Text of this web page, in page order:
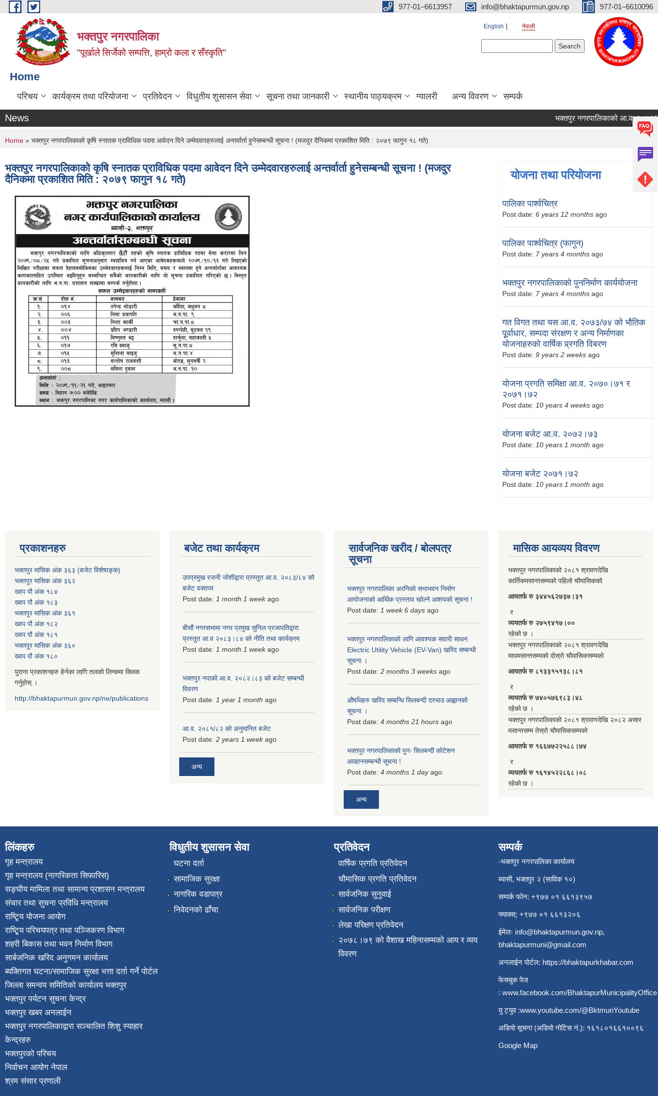
Skip to main content 977-01–6613957 info@bhaktapurmun.gov.np 977-01–6610096
भक्तपुर नगरपालिका
"पूर्खाले सिर्जेको सम्पत्ति, हाम्रो कला र सँस्कृति"
English नेपाली
Home
परिचय कार्यक्रम तथा परियोजना प्रतिवेदन विधुतीय शुसासन सेवा सूचना तथा जानकारी स्थानीय पाठ्यक्रम ग्यालरी अन्य विवरण सम्पर्क
News भक्तपुर नगरपालिकाको आ.व. २०८३/८४
You are here
Home » भक्तपुर नगरपालिकाको कृषि स्नातक प्राविधिक पदमा आवेदन दिने उम्मेदवारहरुलाई अन्तर्वार्ता हुनेसम्बन्धी सूचना ! (मजदुर दैनिकमा प्रकाशित मिति : २०७९ फागुन १८ गते)
भक्तपुर नगरपालिकाको कृषि स्नातक प्राविधिक पदमा आवेदन दिने उम्मेदवारहरुलाई अन्तर्वार्ता हुनेसम्बन्धी सूचना ! (मजदुर
दैनिकमा प्रकाशित मिति : २०७९ फागुन १८ गते)
योजना तथा परियोजना
पालिका पार्श्वचित्र
Post date: 6 years 12 months ago
पालिका पार्श्वचित्र (फागुन)
Post date: 7 years 4 months ago
भक्तपुर नगरपालिकाको पुननिर्माण कार्ययोजना
Post date: 7 years 4 months ago
गत विगत तथा यस आ.व. २०७३/७४ को भौतिक
पूूर्वाधार, सम्पदा संरक्षण र अन्य निर्माणका
योजनाहरुको वार्षिक प्र्रगति विबरण
Post date: 9 years 2 weeks ago
योजना प्रगति समिक्षा आ.व. २०७०।७१ र
२०७१।७२
Post date: 10 years 4 weeks ago
योजना बजेट आ.व. २०७२।७३
Post date: 10 years 1 month ago
योजना बजेट २०७१।७२
Post date: 10 years 1 month ago
प्रकाशनहरु
भक्तपुर मासिक अंक ३६३ (बजेट विशेषाङ्क)
भक्तपुर मासिक अंक ३६२
ख्वप पौ अंक १८४
ख्वप पौ अंक १८३
भक्तपुर मासिक अंक ३६१
ख्वप पौ अंक १८२
ख्वप पौ अंक १८१
भक्तपुर मासिक अंक ३६०
ख्वप पौ अंक १८०
पुराना प्रकाशनहरु हेर्नका लागि तलको लिन्कमा क्लिक
गर्नुहोस् ।
http://bhaktapurmun.gov.np/ne/publications
बजेट तथा कार्यक्रम
उपप्रमुख रजनी जोशीद्वारा प्रस्तुत आ.व. २०८३/८४ को
बजेट वक्तव्य
Post date: 1 month 1 weekago
बीसौं नगरसभामा नगर प्रमुख सुनिल प्रजापतिद्वारा
प्रस्तुत आ.व‍ २०८३।८४ को नीति तथा कार्यक्रम
Post date: 1 month 1 weekago
भक्तपुर नपाको आ.व. २०८२।८३ को बजेट सम्बन्धी
विवरण
Post date: 1 year 1 month ago
आ.व. २०८१/८२ को अनुमानित बजेट
Post date: 2 years 1 weekago
अन्य
सार्वजनिक खरीद / बोलपत्र
सूचना
भक्तपुर नगरपालिका अरनिको सभाभवन निर्माण
आयोजनाको आर्थिक प्रस्ताव खोल्ने आशयको सूचना !
Post date: 1 week 6 days ago
भक्तपुर नगरपालिकाकाे लागि आवश्यक सवारी साधन
Electric Utility Vehicle (EV-Van) खरिद सम्बन्धी
सूचना ।
Post date: 2 months 3 weeks ago
औषधिहरु खरिद सम्बन्धि सिलबन्दी दरभाउ आह्वानको
सूचना ।
Post date: 4 months 21 hours ago
भक्तपुर नगरपालिकाको पुनः सिलबन्दी कोटेशन
आव्हानसम्बन्धी सूचना !
Post date: 4 months 1 dayago
अन्य
मासिक आयव्यय विवरण
भक्तपुर नगरपालिकाको २०८१ श्रावणदेखि
कार्तिकमसान्तसम्मको पहिलो चौमासिकको
आयतर्फ रु‌ ३४४५६२७३७।३१
र
व्ययतर्फ रु २७५९४१७।००
रहेको छ ।
भक्तपुर नगरपालिकाको २०८१ श्रावणदेखि
माघमसान्तसम्मको दोस्रो चौमासिकसम्मको
आयतर्फ रु‌ ८१३३१५१३८।८१
र
व्ययतर्फ रु ७४०५७६९८३।४८
रहेको छ ।
भक्तपुर नगरपालिकाको २०८१ श्रावणदेखि २०८२ असार
मसान्तसम्म तेस्रो चौमासिकसम्मको
आयतर्फ रु‌ १६६७७२२५८८।७४
र
व्ययतर्फ रु १६१४५२२८६८।०८
रहेको छ ।
लिंकहरु
गृह मन्त्रालय
गृह मन्त्रालय (नागरिकता सिफारिस)
सङ्घीय मामिला तथा सामान्य प्रशासन मन्त्रालय
संचार तथा सुचना प्रविधि मन्त्रालय
राष्टि्ृय योजना आयोग
राष्टि्ृय परिचयपत्र तथा पञ्जिकरण विभाग
शहरी बिकास तथा भवन निर्माण विभाग
सार्बजनिक खरिद अनुगमन कार्यालय
ब्यक्तिगत घटना/सामाजिक सुरक्षा भत्ता दर्ता गर्ने पोर्टल
जिल्ला समन्वय समितिको कार्यालय भक्तपुर
भक्तपुर पर्यटन सुचना केन्द्र
भक्तपुर खबर अनलाईन
भक्तपुर नगरपालिकाद्वारा सञ्चालित शिशु स्याहार
केन्द्रहरु
भक्तपुरकाे परिचय
निर्वाचन आयोग नेपाल
श्रम संसार प्रणाली
विधुतीय शुसासन सेवा
घटना दर्ता
सामाजिक सुरक्षा
नागरिक वडापत्र
निवेदनको ढाँचा
प्रतिवेदन
वार्षिक प्रगति प्रतिवेदन
चौमासिक प्रगति प्रतिवेदन
सार्वजनिक सुनुवाई
सार्वजनिक परीक्षण
लेखा परिक्षण प्रतिवेदन
२०७८।७९ को वैशाख महिनासम्मको आय र व्यय
विवरण
सम्पर्क
-भक्तपुर नगरपालिका कार्यालय
ब्यासी, भक्तपुर २ (साविक १०)
सम्पर्क फोन: +९७७ ०१ ६६१३९५७
फ्याक्स्: +९७७ ०१ ६६१३२०६
ईमेलः info@bhaktapurmun.gov.np,
bhaktapurmuni@gmail.com
अनलाईन पोर्टल: https://bhaktapurkhabar.com
फेसबुक पेज
: www.facebook.com/BhaktapurMunicipalityOffice
यु ट्युव :www.youtube.com/@BktmunYoutube
अडियो सूचना (अडियो नोटिस नं.): १६१८०१६६१००९६
Google Map